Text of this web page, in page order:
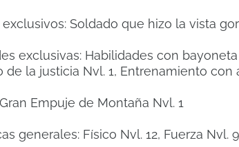
Soldado que hizo la vista
exclusivas: Habilidades con
de la justicia Nvl. 1, Entrenamiento con
Empuje de Montaña Nvl. 1
generales: Físico Nvl. 12, Fuerza Nvl.